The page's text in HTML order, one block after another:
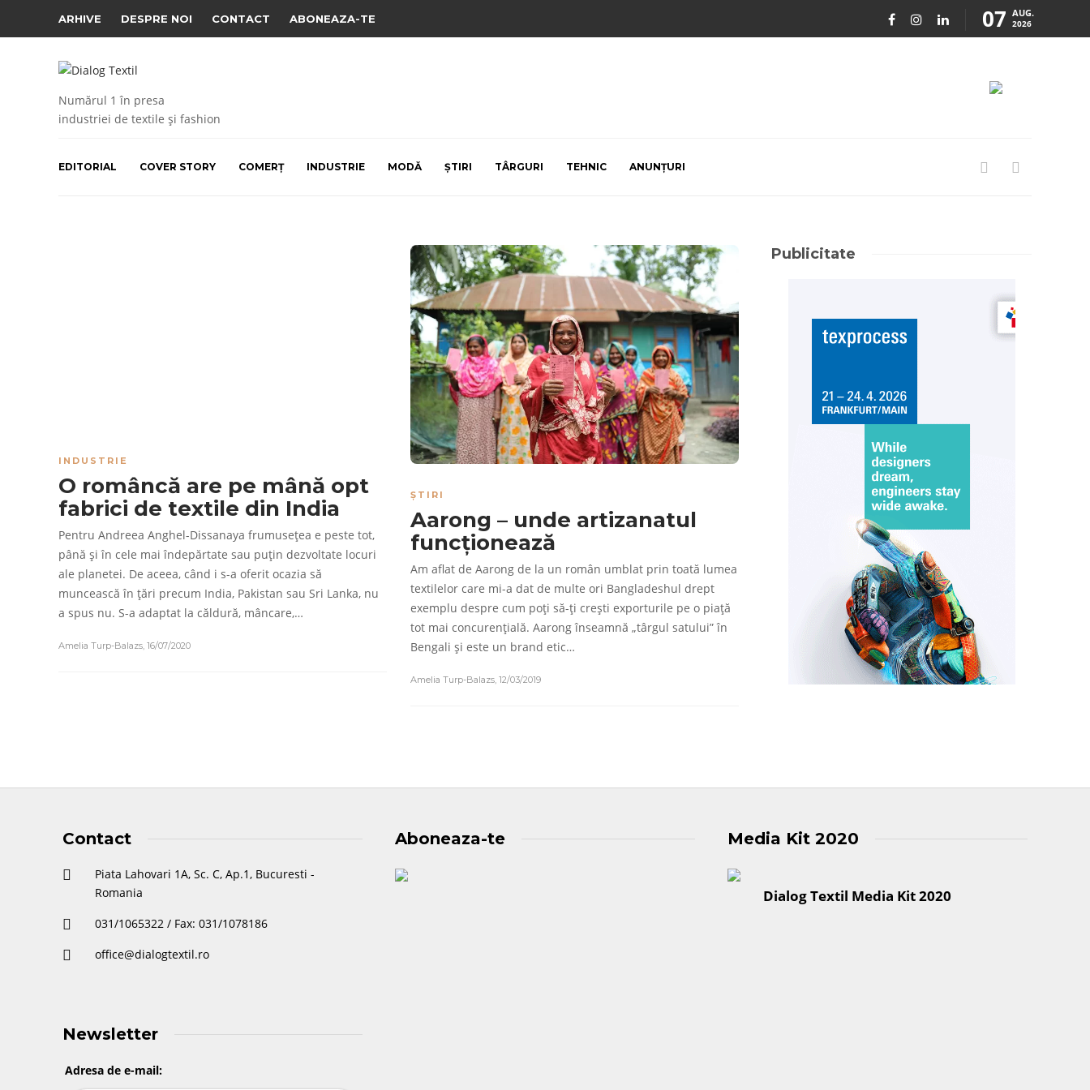
ARHIVE DESPRE NOI CONTACT ABONEAZA-TE 07 AUG.
2026
Numărul 1 în presa
industriei de textile și fashion
EDITORIAL COVER STORY COMERȚ INDUSTRIE MODĂ ȘTIRI TÂRGURI TEHNIC ANUNȚURI
INDUSTRIE
O româncă are pe mână opt
fabrici de textile din India
Pentru Andreea Anghel-Dissanaya frumusețea e peste tot,
până și în cele mai îndepărtate sau puțin dezvoltate locuri
ale planetei. De aceea, când i s-a oferit ocazia să
muncească în țări precum India, Pakistan sau Sri Lanka, nu
a spus nu. S-a adaptat la căldură, mâncare,…
Amelia Turp-Balazs, 16/07/2020
ȘTIRI
Aarong – unde artizanatul
funcționează
Am aflat de Aarong de la un român umblat prin toată lumea
textilelor care mi-a dat de multe ori Bangladeshul drept
exemplu despre cum poți să-ți crești exporturile pe o piață
tot mai concurențială. Aarong înseamnă „târgul satului” în
Bengali și este un brand etic…
Amelia Turp-Balazs 12/03/2019
Publicitate
Contact
Piata Lahovari 1A, Sc. C, Ap.1, Bucuresti -
Romania
031/1065322 / Fax: 031/1078186
office@dialogtextil.ro
Newsletter
Adresa de e-mail:
Aboneaza-te Media Kit 2020
Dialog Textil Media Kit 2020